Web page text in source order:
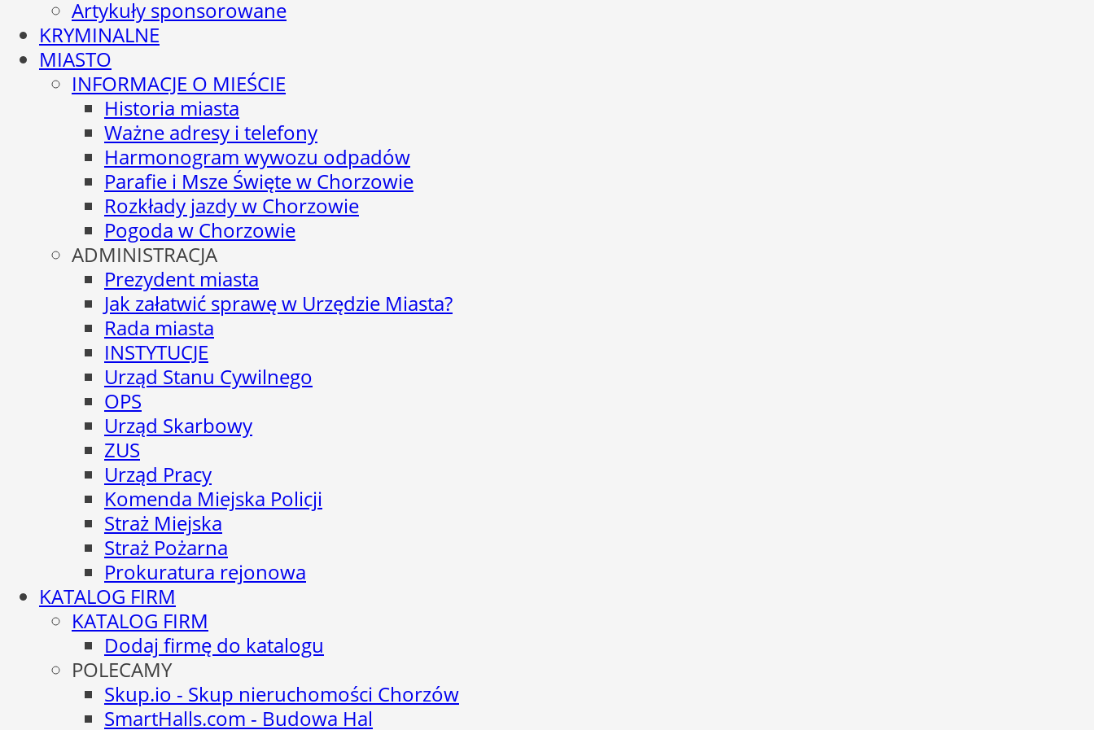
Artykuły sponsorowane
KRYMINALNE
MIASTO
INFORMACJE O MIEŚCIE
Historia miasta
Ważne adresy i telefony
Harmonogram wywozu odpadów
Parafie i Msze Święte w Chorzowie
Rozkłady jazdy w Chorzowie
Pogoda w Chorzowie
ADMINISTRACJA
Prezydent miasta
Jak załatwić sprawę w Urzędzie Miasta?
Rada miasta
INSTYTUCJE
Urząd Stanu Cywilnego
OPS
Urząd Skarbowy
ZUS
Urząd Pracy
Komenda Miejska Policji
Straż Miejska
Straż Pożarna
Prokuratura rejonowa
KATALOG FIRM
KATALOG FIRM
Dodaj firmę do katalogu
POLECAMY
Skup.io - Skup nieruchomości Chorzów
SmartHalls.com - Budowa Hal